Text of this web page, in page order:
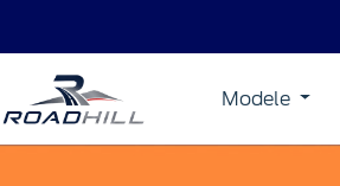
Modele